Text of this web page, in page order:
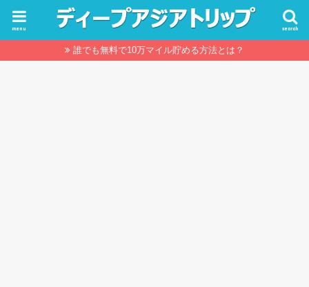
search
menu
誰でも無料で10万マイル貯める方法とは？